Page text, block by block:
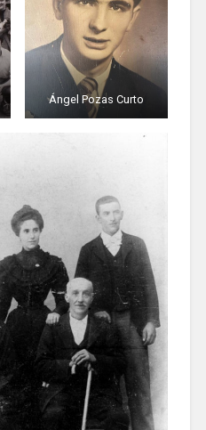
Ángel Pozas Curto